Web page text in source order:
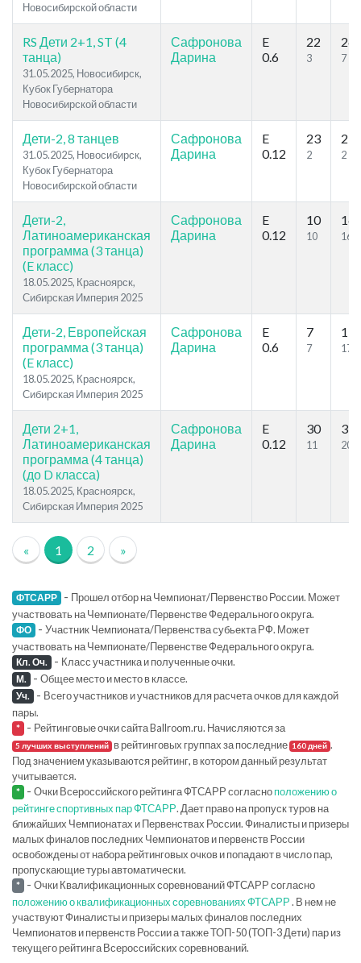
Новосибирской области
RS Дети 2+1, ST (4
танца)
31.05.2025, Новосибирск,
Кубок Губернатора
Новосибирской области
Сафронова
Дарина
E
0.6
22
3
26
7
Дети-2, 8 танцев
31.05.2025, Новосибирск,
Кубок Губернатора
Новосибирской области
Сафронова
Дарина
E
0.12
23
2
23
2
Дети-2,
Латиноамериканская
программа (3 танца)
(E класс)
18.05.2025, Красноярск,
Сибирская Империя 2025
Сафронова
Дарина
E
0.12
10
10
16
16
Дети-2, Европейская
программа (3 танца)
(E класс)
18.05.2025, Красноярск,
Сибирская Империя 2025
Сафронова
Дарина
E
0.6
7
7
17
17
Дети 2+1,
Латиноамериканская
программа (4 танца)
(до D класса)
18.05.2025, Красноярск,
Сибирская Империя 2025
Сафронова
Дарина
E
0.12
30
11
39
20
« 1 2 »
ФТСАРР - Прошел отбор на Чемпионат/Первенство России. Может
участвовать на Чемпионате/Первенстве Федерального округа.
ФО - Участник Чемпионата/Первенства субьекта РФ. Может
участвовать на Чемпионате/Первенстве Федерального округа.
Кл. Оч. - Класс участника и полученные очки.
М. - Общее место и место в классе.
Уч. - Всего участников и участников для расчета очков для каждой
пары.
* - Рейтинговые очки сайта Ballroom.ru. Начисляются за
5 лучших выступлений в рейтинговых группах за последние 160 дней .
Под значением указываются рейтинг, в котором данный результат
учитывается.
* - Очки Всероссийского рейтинга ФТСАРР согласноположению о
рейтинге спортивных пар ФТСАРР. Дает право на пропуск туров на
ближайших Чемпионатах и Первенствах России. Финалисты и призеры
малых финалов последних Чемпионатов и первенств России
освобождены от набора рейтинговых очков и попадают в число пар,
пропускающие туры автоматически.
* - Очки Квалификационных соревнований ФТСАРР согласно
положению о квалификационных соревнованиях ФТСАРР. В нем не
участвуют Финалисты и призеры малых финалов последних
Чемпионатов и первенств России а также ТОП-50 (ТОП-3 Дети) пар из
текущего рейтинга Всероссийских соревнований.